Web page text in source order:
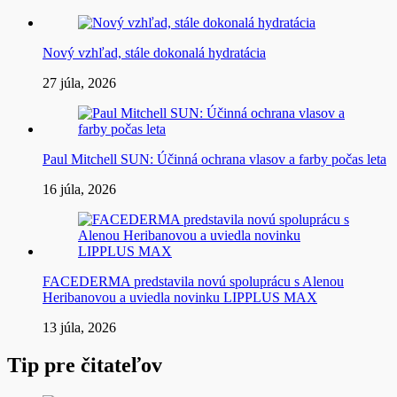
Nový vzhľad, stále dokonalá hydratácia
27 júla, 2026
Paul Mitchell SUN: Účinná ochrana vlasov a farby počas leta
16 júla, 2026
FACEDERMA predstavila novú spoluprácu s Alenou
Heribanovou a uviedla novinku LIPPLUS MAX
13 júla, 2026
Tip pre čitateľov